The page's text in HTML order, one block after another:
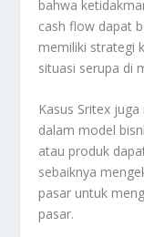
bahwa
cash flow dapat
memiliki strategi
situasi serupa di
Kasus Sritex
dalam model
atau produk
sebaiknya
pasar untuk
pasar.